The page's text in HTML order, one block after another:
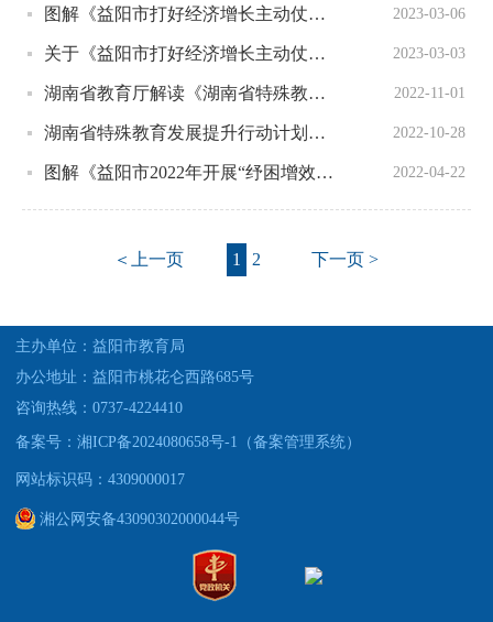
图解《益阳市打好经济增长主动仗若干政策措施》 2023-03-06
关于《益阳市打好经济增长主动仗若干政策措施》的政策解读 2023-03-03
湖南省教育厅解读《湖南省特殊教育发展提升行动计划（2022—2025年）》 2022-11-01
湖南省特殊教育发展提升行动计划（2022－2025年） 2022-10-28
图解《益阳市2022年开展“纾困增效”专项行动实施方案》 2022-04-22
＜上一页 1 2 下一页 >
主办单位：益阳市教育局
办公地址：益阳市桃花仑西路685号
咨询热线：0737-4224410
备案号：湘ICP备2024080658号-1（备案管理系统）
网站标识码：4309000017
湘公网安备43090302000044号